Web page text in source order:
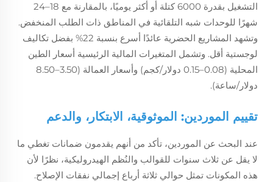
التشغيل بقدرة 6000 كتلة أو أكثر يوميًا، بالمقارنة مع 18–24
شهرًا للوحدات شبه التلقائية في المناطق ذات الطلب المنخفض.
وتشهد المشاريع الحضرية عائدًا أسرع بنسبة 22% بفضل تكاليف
لوجستية أقل. وتشمل المتغيرات المالية الرئيسية أسعار الطين
المحلية (0.08–0.15 دولار/كجم) وأسعار العمالة (3.50–8.50
دولار/ساعة).
تقييم الموردين: الموثوقية، الابتكار، والدعم
عند البحث عن الموردين، تأكد من أنهم يقدمون ضمانات تغطي ما
لا يقل عن ثلاث سنوات للقوالب والنُظم الهيدروليكية، نظرًا لأن
هذه المكونات تمثل حوالي ثلاثة أرباع إجمالي نفقات الإصلاح.